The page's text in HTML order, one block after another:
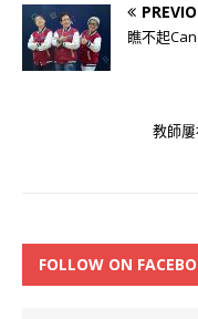
瞧不起
教師
FOLLOW ON